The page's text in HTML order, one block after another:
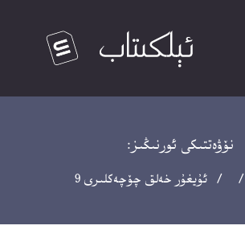
نۆۋەتتىكى ئورنىڭىز:
/ / ئۇيغۇر خەلق چۆچەكلىرى 9